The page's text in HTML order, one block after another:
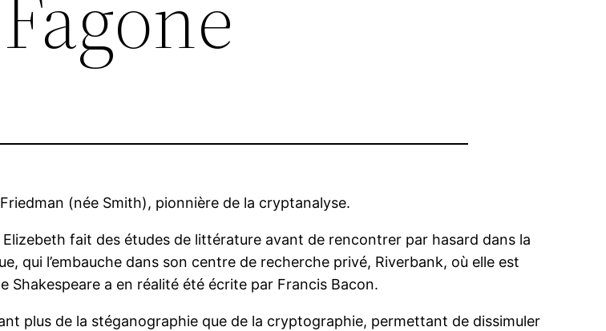
(née Smith), pionnière de la cryptanalyse.
Elizebeth fait des études de littérature avant de rencontrer par hasard dans la
qui l’embauche dans son centre de recherche privé, Riverbank, où elle est
a en réalité été écrite par Francis Bacon.
plus de la stéganographie que de la cryptographie, permettant de dissimuler